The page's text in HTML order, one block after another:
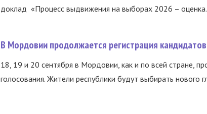
доклад «Процесс выдвижения на выборах 2026 –
В Мордовии продолжается регистрация
18, 19 и 20 сентября в Мордовии, как и по всей стране,
голосования. Жители республики будут выбирать нового